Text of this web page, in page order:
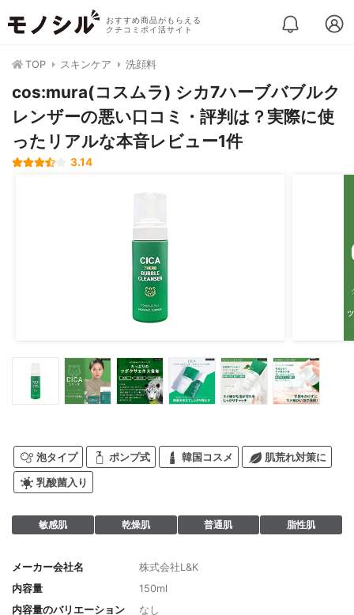
おすすめ商品がもらえる
クチコミポイ活サイト
TOP スキンケア 洗顔料
cos:mura(コスムラ) シカ7ハーブバブルク
レンザーの悪い口コミ・評判は？実際に使
ったリアルな本音レビュー1件
3.14
泡タイプ ポンプ式 韓国コスメ 肌荒れ対策に
乳酸菌入り
敏感肌 乾燥肌 普通肌 脂性肌
メーカー会社名
株式会社L&K
内容量
150ml
内容量のバリエーション
なし